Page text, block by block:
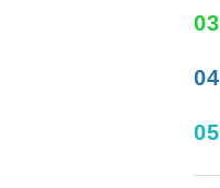
03
04
05